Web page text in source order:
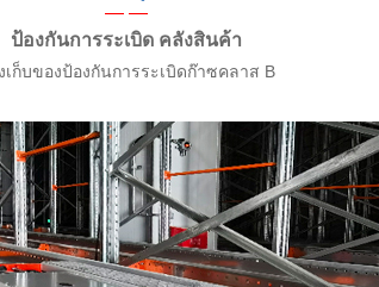
— —
ป้องกันการระเบิด คลังสินค้า
เก็บของป้องกันการระเบิดก๊าซคลาส B